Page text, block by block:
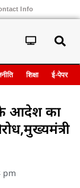
Info
शिक्षा ई-पेपर
के आदेश का
pm